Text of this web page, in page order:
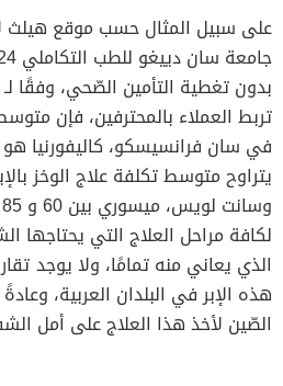
على سبيل المثال حسب موقع هيلث
تربط العملاء بالمحترفين، فإن
يتراوح متوسط ​​تكلفة علاج الوخز
لكافة مراحل العلاج التي
الذي يعاني منه تمامًا، ولا يوجد
هذه الإبر في البلدان العربية،
الصّين لأخذ هذا العلاج على أمل